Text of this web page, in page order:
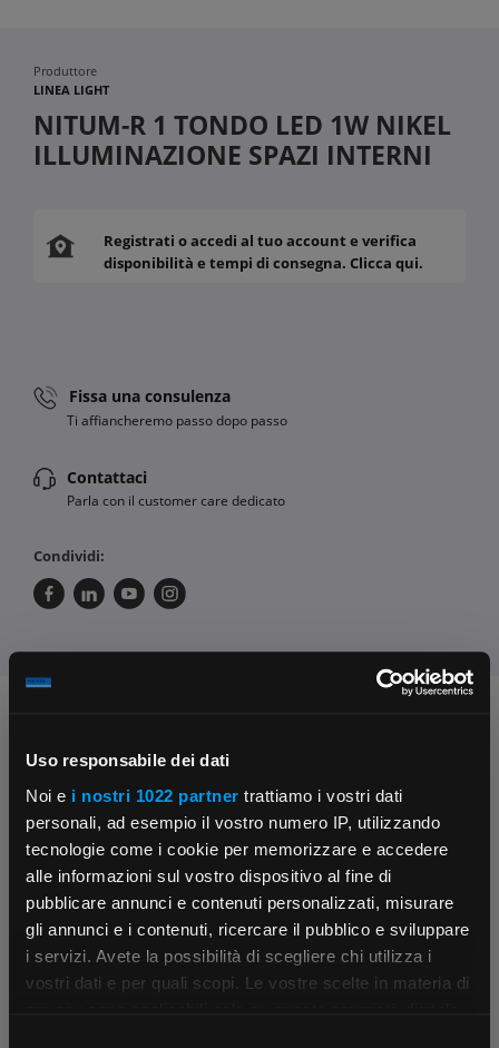
Uso responsabile dei dati
Noi e i nostri 1022 partner trattiamo i vostri dati
personali, ad esempio il vostro numero IP, utilizzando
tecnologie come i cookie per memorizzare e accedere
alle informazioni sul vostro dispositivo al fine di
pubblicare annunci e contenuti personalizzati, misurare
gli annunci e i contenuti, ricercare il pubblico e sviluppare
i servizi. Avete la possibilità di scegliere chi utilizza i
vostri dati e per quali scopi. Le vostre scelte in materia di
×
Produttore
LINEA LIGHT
NITUM-R 1 TONDO LED 1W NIKEL
ILLUMINAZIONE SPAZI INTERNI
Registrati o accedi al tuo account e verifica
disponibilità e tempi di consegna. Clicca qui.
Fissa una consulenza
Ti affiancheremo passo dopo passo
Contattaci
Parla con il customer care dedicato
Condividi:
Contattaci
Parla con il customer care dedicato
Fissa una consulenza
Ti affiancheremo passo dopo passo